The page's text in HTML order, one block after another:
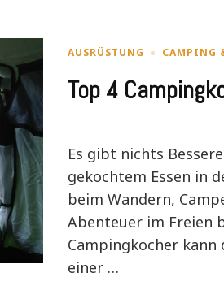
AUSRÜSTUNG CAMPING
Top 4
Es gibt nichts
gekochtem Essen in
beim Wandern,
Abenteuer im Freien
Campingkocher kann
einer …